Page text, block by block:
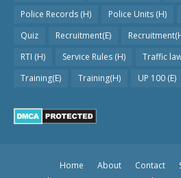
Police Records (H)
Police Units (H)
Quiz
Recruitment(E)
RTI (H)
Service Rules (H) Traffic
Training(E)
Training(H) UP 100 (E)
Home About Contact